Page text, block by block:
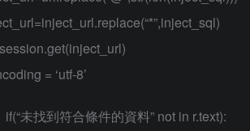
= ‘utf-8’
if(“未找到符合條件的資料” not in r.text):